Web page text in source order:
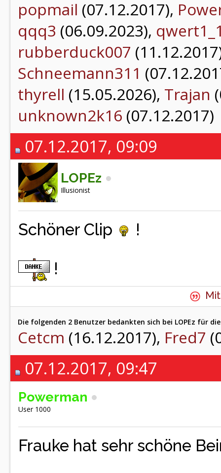
popmail (07.12.2017),
qqq3 (06.09.2023),
rubberduck007
Schneemann311
thyrell (15.05.2026), Trajan
unknown2k16 (07.12.2017)
07.12.2017, 09:09
LOPEz
Illusionist
Schöner Clip !
!
Die folgenden 2 Benutzer bedankten sich bei LOPEz für
Cetcm (16.12.2017), Fred7
07.12.2017, 09:47
Powerman
User 1000
Frauke hat sehr schöne